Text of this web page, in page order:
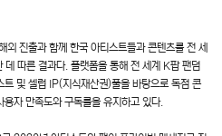
외 진출과 함께 한국 아티스트들과 콘텐츠를 전 세
따른 결과다. 플랫폼을 통해 전 세계 K팝 팬덤
트 및 셀럽 IP(지식재산권)풀을 바탕으로 독점 콘
자 만족도와 구독률을 유지하고 있다.